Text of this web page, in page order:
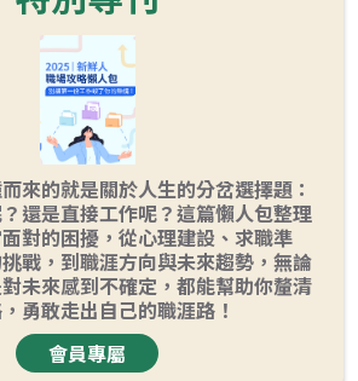
來的就是關於人生的分岔選擇題：
還是直接工作呢？這篇懶人包整理
對的困擾，從心理建設、求職準
戰，到職涯方向與未來趨勢，無論
未來感到不確定，都能幫助你釐清
勇敢走出自己的職涯路！
會員專屬